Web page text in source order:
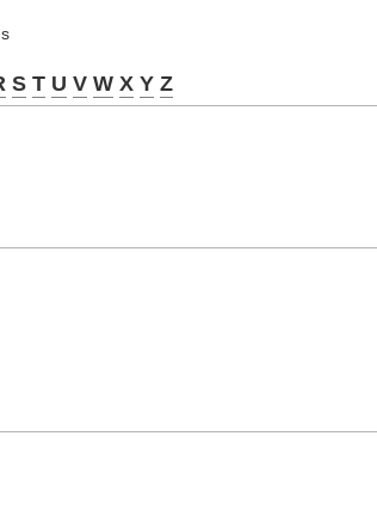
S T U V W X Y Z